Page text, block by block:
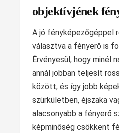
objektívjének
A jó fényképezőgéppel
választva a fényerő is
Érvényesül, hogy minél
annál jobban teljesít
között, és így jobb
szürkületben, éjszaka
alacsonyabb a fényerő
képminőség csökkent